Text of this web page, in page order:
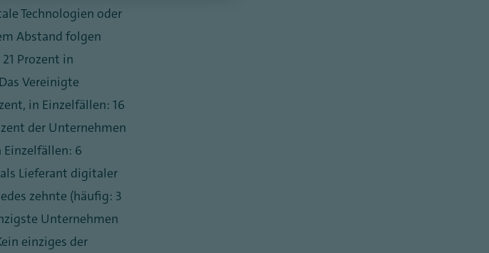
Technologien oder
Abstand folgen
Prozent in
Vereinigte
in Einzelfällen: 16
der Unternehmen
Einzelfällen: 6
Lieferant digitaler
zehnte (häufig: 3
Unternehmen
einziges der